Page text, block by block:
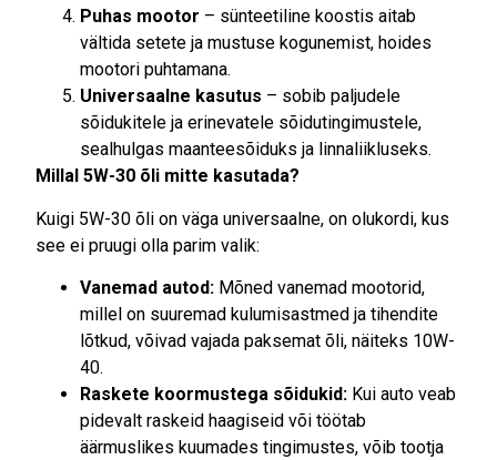
Puhas mootor – sünteetiline koostis aitab
vältida setete ja mustuse kogunemist, hoides
mootori puhtamana.
Universaalne kasutus – sobib paljudele
sõidukitele ja erinevatele sõidutingimustele,
sealhulgas maanteesõiduks ja linnaliikluseks.
Millal 5W-30 õli mitte kasutada?
Kuigi 5W-30 õli on väga universaalne, on olukordi, kus
see ei pruugi olla parim valik:
Vanemad autod: Mõned vanemad mootorid,
millel on suuremad kulumisastmed ja tihendite
lõtkud, võivad vajada paksemat õli, näiteks 10W-
40.
Raskete koormustega sõidukid: Kui auto veab
pidevalt raskeid haagiseid või töötab
äärmuslikes kuumades tingimustes, võib tootja